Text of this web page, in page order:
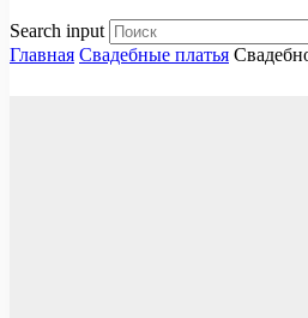
Search input
Главная Свадебные платья